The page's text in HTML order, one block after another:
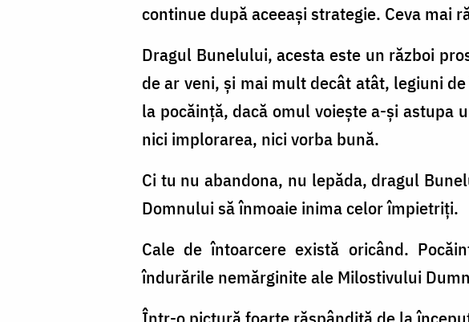
continue după aceeaşi strategie. Ceva mai
Dragul Bunelului, acesta este un război
de ar veni, şi mai mult decât atât, legiuni
la pocăinţă, dacă omul voieşte a-şi astupa
nici implorarea, nici vorba bună.
Ci tu nu abandona, nu lepăda, dragul
Domnului să înmoaie inima celor împietriţi.
Cale de întoarcere există oricând.
îndurările nemărginite ale Milostivului